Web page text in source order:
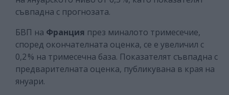
съвпадна с прогнозата.
БВП на Франция през миналото тримесечие,
според окончателната оценка, се е увеличил с
0,2 % на тримесечна база. Показателят съвпадна с
предварителната оценка, публикувана в края на
януари.